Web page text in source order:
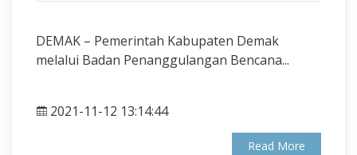
DEMAK – Pemerintah Kabupaten Demak
melalui Badan Penanggulangan Bencana...
2021-11-12 13:14:44
Read More